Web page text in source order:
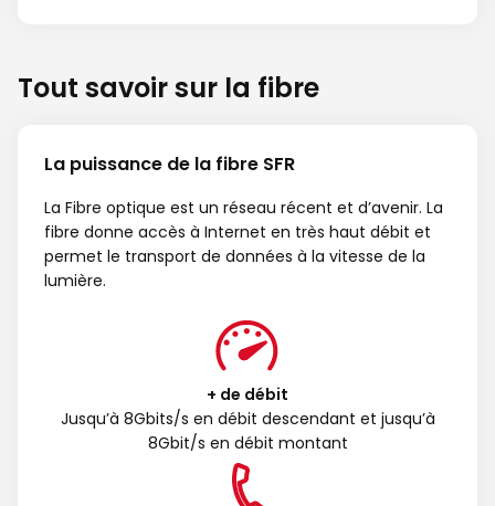
Tout savoir sur la fibre
La puissance de la fibre SFR
La Fibre optique est un réseau récent et d’avenir. La
fibre donne accès à Internet en très haut débit et
permet le transport de données à la vitesse de la
lumière.
+ de débit
Jusqu’à 8Gbits/s en débit descendant et jusqu’à
8Gbit/s en débit montant